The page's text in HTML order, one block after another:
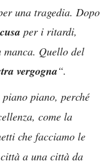
una tragedia. Dopo
per i ritardi,
manca. Quello del
vergogna“.
piano, perché
come la
che facciamo le
a una città da